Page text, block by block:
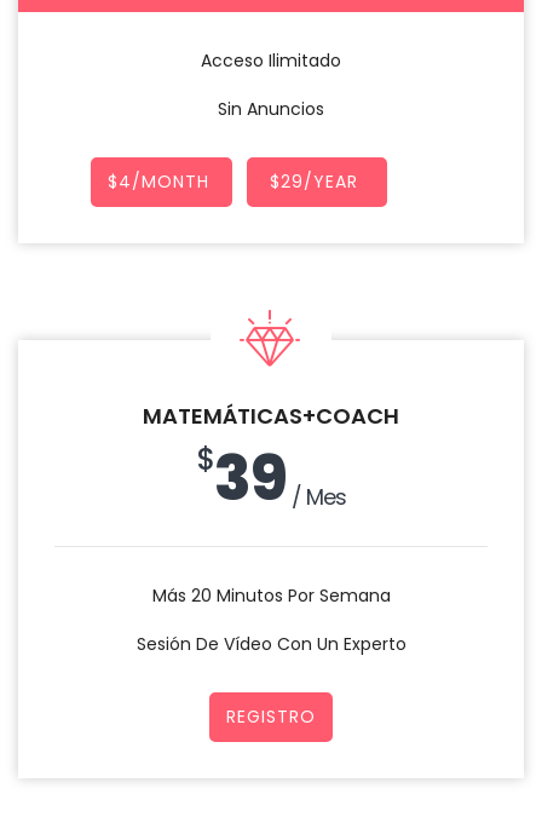
Acceso Ilimitado
Sin Anuncios
$4/MONTH $29/YEAR
MATEMÁTICAS+COACH
$39/ Mes
Más 20 Minutos Por Semana
Sesión De Vídeo Con Un Experto
REGISTRO